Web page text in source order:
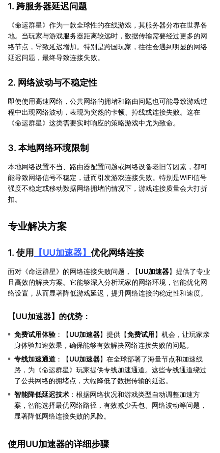
1. 跨服务器延迟问题
《命运群星》作为一款全球性的在线游戏，其服务器分布在世界各
地。当玩家与游戏服务器距离较远时，数据传输需要经过更多的网
络节点，导致延迟增加。特别是跨国玩家，往往会遇到明显的网络
延迟问题，最终导致连接失败。
2. 网络波动与不稳定性
即使使用高速网络，公共网络的拥堵和路由问题也可能导致游戏过
程中出现网络波动，表现为突然的卡顿、掉线或连接失败。这在
《命运群星》这类需要实时响应的策略游戏中尤为致命。
3. 本地网络环境限制
本地网络设置不当、路由器配置问题或网络设备老旧等因素，都可
能导致网络信号不稳定，进而引发游戏连接失败。特别是WiFi信号
强度不稳定或移动数据网络拥堵的情况下，游戏连接质量会大打折
扣。
专业解决方案
1. 使用 【UU加速器】 优化网络连接
面对《命运群星》的网络连接失败问题，【UU加速器】提供了专业
且高效的解决方案。它能够深入分析玩家的网络环境，智能优化网
络设置，从而显著降低游戏延迟，提升网络连接的稳定性和速度。
【UU加速器】的优势：
免费试用体验 ：【UU加速器】提供【免费试用】机会，让玩家亲
身体验加速效果，确保能够有效解决网络连接失败的问题。
专线加速通道 ：【UU加速器】在全球部署了海量节点和加速线
路，为《命运群星》玩家提供专线加速通道。这些专线通道绕过
了公共网络的拥堵点，大幅降低了数据传输的延迟。
智能降低延迟技术 ：根据网络状况和游戏类型自动调整加速方
案，智能选择最优网络路径，有效减少丢包、网络波动等问题，
显著降低网络连接失败的风险。
使用UU加速器的详细步骤